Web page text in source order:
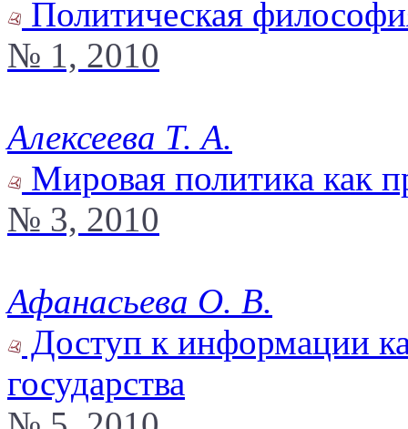
Политическая
№ 1, 2010
Алексеева Т. А.
Мировая политика как
№ 3, 2010
Афанасьева О. В.
Доступ к информации
государства